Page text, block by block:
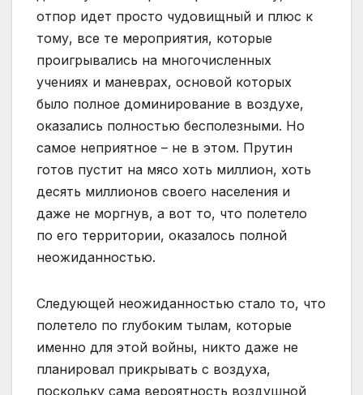
отпор идет просто чудовищный и плюс к
тому, все те мероприятия, которые
проигрывались на многочисленных
учениях и маневрах, основой которых
было полное доминирование в воздухе,
оказались полностью бесполезными. Но
самое неприятное – не в этом. Прутин
готов пустит на мясо хоть миллион, хоть
десять миллионов своего населения и
даже не моргнув, а вот то, что полетело
по его территории, оказалось полной
неожиданностью.
Следующей неожиданностью стало то, что
полетело по глубоким тылам, которые
именно для этой войны, никто даже не
планировал прикрывать с воздуха,
поскольку сама вероятность воздушной